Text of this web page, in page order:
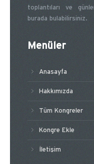
toplantıları ve
burada bulabilirsiniz.
Menüler
Anasayfa
Hakkımızda
Tüm Kongreler
Kongre Ekle
İletişim